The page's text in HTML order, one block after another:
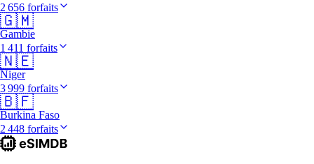
2 656 forfaits
🇬🇲
Gambie
1 411 forfaits
🇳🇪
Niger
3 999 forfaits
🇧🇫
Burkina Faso
2 448 forfaits